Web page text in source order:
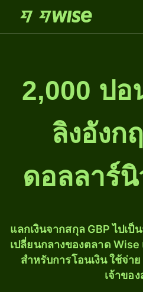
2,000 ปอ
ลิงอังก
ดอลลาร์
แลกเงินจากสกุล GBP ไปเ
เปลี่ยนกลางของตลาด
สำหรับการโอนเงิน ใช้จ่า
เจ้าขอ